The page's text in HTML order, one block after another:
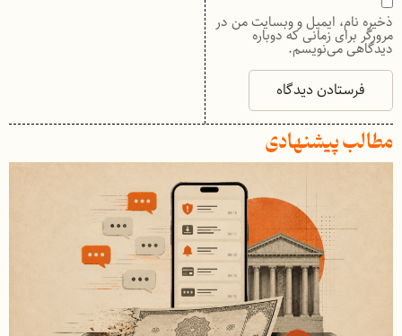
ذخیره نام، ایمیل و وبسایت من در
مرورگر برای زمانی که دوباره
دیدگاهی می‌نویسم.
مطالب پیشنهادی